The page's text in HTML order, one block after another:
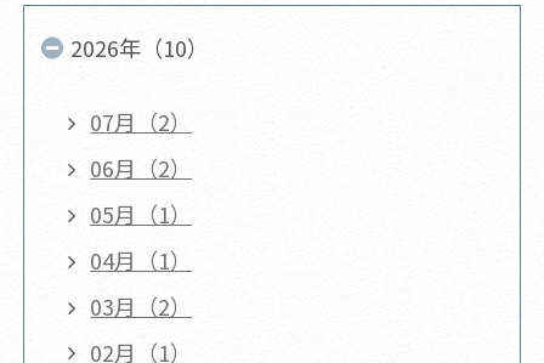
2026年（10）
07月（2）
06月（2）
05月（1）
04月（1）
03月（2）
02月（1）